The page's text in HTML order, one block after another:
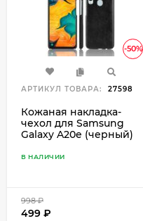
-50%
АРТИКУЛ ТОВАРА: 27598
Кожаная накладка-
чехол для Samsung
Galaxy A20e (черный)
В НАЛИЧИИ
998₽
499 ₽